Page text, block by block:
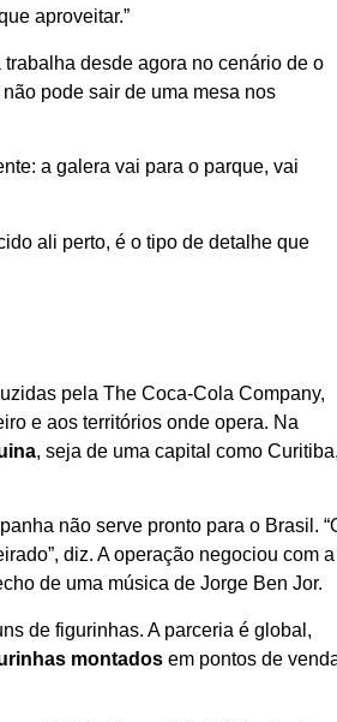
aproveitar.”
desde agora no cenário de o
pode sair de uma mesa nos
a galera vai para o parque, vai
ali perto, é o tipo de detalhe que
pela The Coca-Cola Company,
e aos territórios onde opera. Na
, seja de uma capital como
não serve pronto para o Brasil.
diz. A operação negociou com a
de uma música de Jorge Ben Jor.
de figurinhas. A parceria é global,
montados em pontos de